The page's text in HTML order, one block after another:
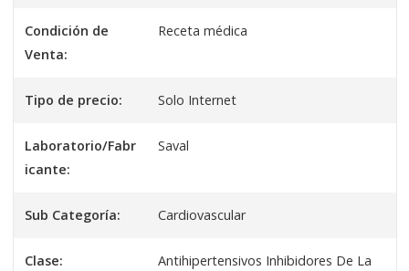
Condición de
Venta:
Receta médica
Tipo de precio: Solo Internet
Laboratorio/Fabr
icante:
Saval
Sub Categoría: Cardiovascular
Clase:
Antihipertensivos Inhibidores De La